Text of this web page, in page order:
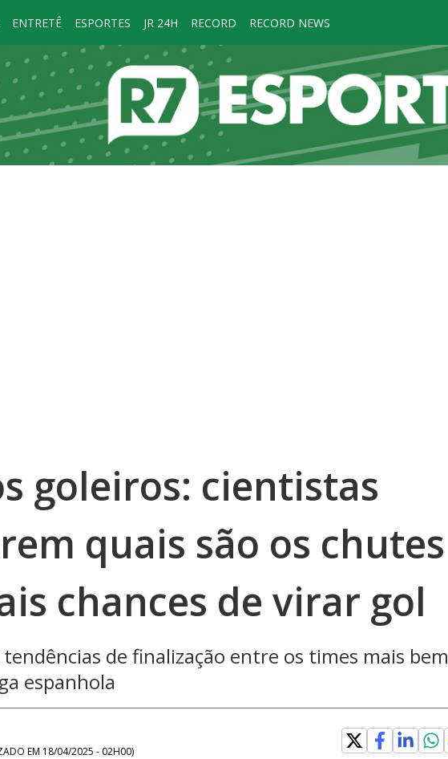
ENTRETÊ ESPORTES JR 24H RECORD RECORD NEWS
goleiros: cientistas
quais são os chutes
chances de virar gol
de finalização entre os times mais bem
espanhola
EM 18/04/2025 - 02H00)